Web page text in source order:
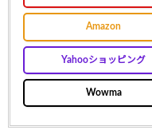
Amazon
Yahooショッピング
Wowma